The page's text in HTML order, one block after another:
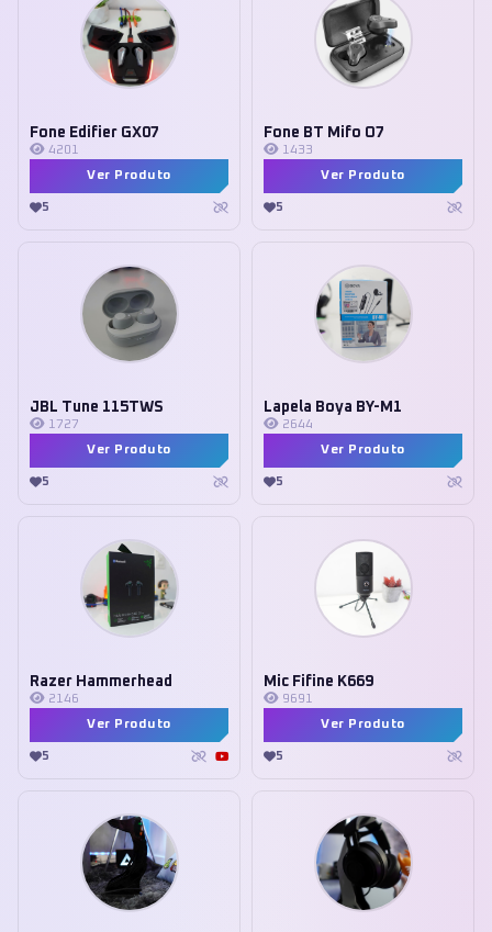
Fone Edifier GX07
4201
Ver Produto
5
Fone BT Mifo O7
1433
Ver Produto
5
JBL Tune 115TWS
1727
Ver Produto
5
Lapela Boya BY-M1
2644
Ver Produto
5
Razer Hammerhead
2146
Ver Produto
5
Mic Fifine K669
9691
Ver Produto
5